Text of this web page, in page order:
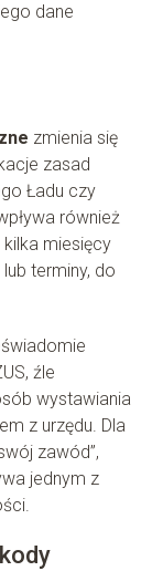
dane
zmienia się
zasad
Ładu czy
również
miesięcy
terminy, do
źle
wystawiania
z urzędu. Dla
zawód”,
jednym z